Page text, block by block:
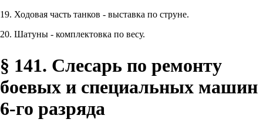
19. Ходовая часть танков - выставка по струне.
20. Шатуны - комплектовка по весу.
§ 141. Слесарь по ремонту
боевых и специальных машин
6-го разряда